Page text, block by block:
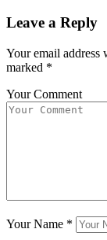
Leave a Reply
Your email address
marked *
Your Comment
Your Name *